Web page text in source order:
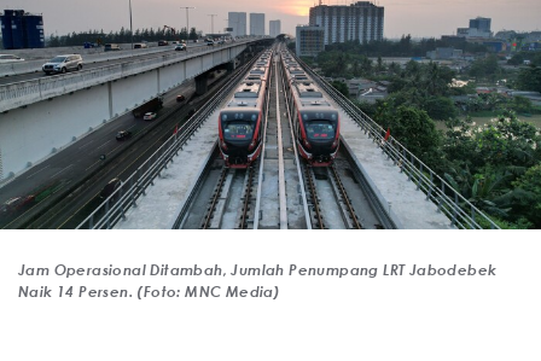
Jam Operasional Ditambah, Jumlah Penumpang LRT Jabodebek
Naik 14 Persen. (Foto: MNC Media)